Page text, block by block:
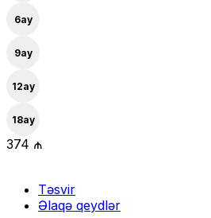
6ay
9ay
12ay
18ay
374 ₼
Təsvir
Əlaqə qeydlər